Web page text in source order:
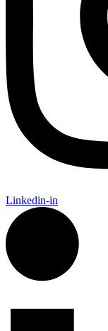
Linkedin-in